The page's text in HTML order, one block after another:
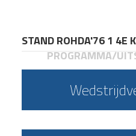
STAND ROHDA'76 1 4E
PROGRAMMA/